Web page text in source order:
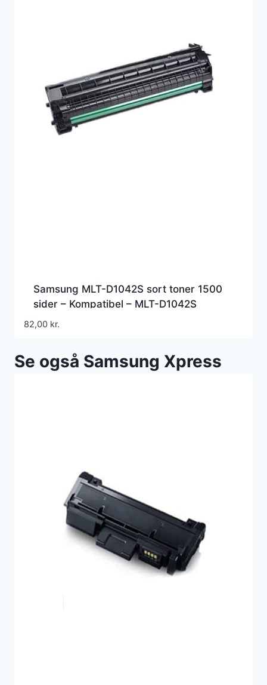
Samsung MLT-D1042S sort toner 1500
sider – Kompatibel – MLT-D1042S
82,00 kr.
Se også Samsung Xpress